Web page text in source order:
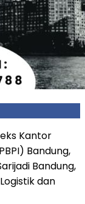
Kantor
Bandung,
Bandung,
dan